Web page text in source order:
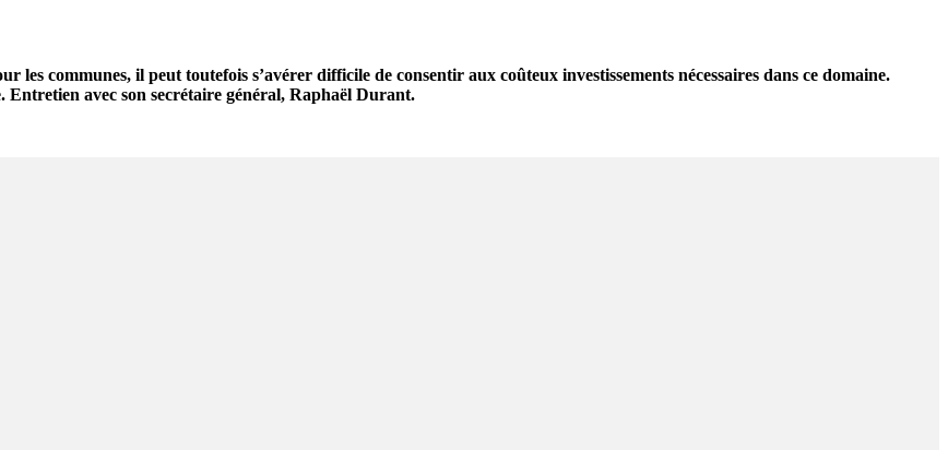
les communes, il peut toutefois s’avérer difficile de consentir aux coûteux investissements nécessaires dans ce domaine.
avec son secrétaire général, Raphaël Durant.